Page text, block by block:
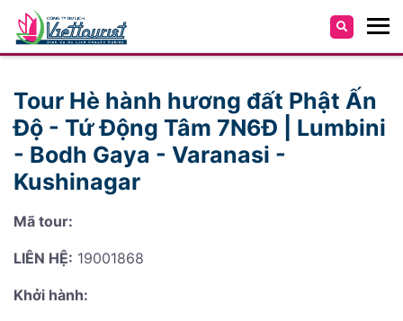
Tour Hè hành hương đất Phật Ấn
Độ - Tứ Động Tâm 7N6Đ | Lumbini
- Bodh Gaya - Varanasi -
Kushinagar
Mã tour:
LIÊN HỆ: 19001868
Khởi hành: